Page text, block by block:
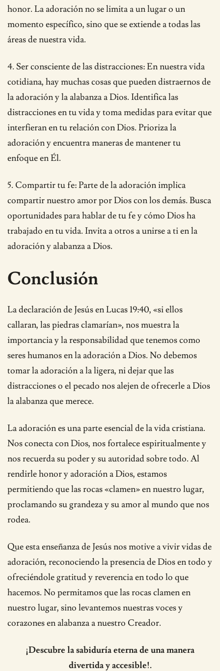
honor. La adoración no se limita a un lugar o un
momento específico, sino que se extiende a todas las
áreas de nuestra vida.
4. Ser consciente de las distracciones: En nuestra vida
cotidiana, hay muchas cosas que pueden distraernos de
la adoración y la alabanza a Dios. Identifica las
distracciones en tu vida y toma medidas para evitar que
interfieran en tu relación con Dios. Prioriza la
adoración y encuentra maneras de mantener tu
enfoque en Él.
5. Compartir tu fe: Parte de la adoración implica
compartir nuestro amor por Dios con los demás. Busca
oportunidades para hablar de tu fe y cómo Dios ha
trabajado en tu vida. Invita a otros a unirse a ti en la
adoración y alabanza a Dios.
Conclusión
La declaración de Jesús en Lucas 19:40, «si ellos
callaran, las piedras clamarían», nos muestra la
importancia y la responsabilidad que tenemos como
seres humanos en la adoración a Dios. No debemos
tomar la adoración a la ligera, ni dejar que las
distracciones o el pecado nos alejen de ofrecerle a Dios
la alabanza que merece.
La adoración es una parte esencial de la vida cristiana.
Nos conecta con Dios, nos fortalece espiritualmente y
nos recuerda su poder y su autoridad sobre todo. Al
rendirle honor y adoración a Dios, estamos
permitiendo que las rocas «clamen» en nuestro lugar,
proclamando su grandeza y su amor al mundo que nos
rodea.
Que esta enseñanza de Jesús nos motive a vivir vidas de
adoración, reconociendo la presencia de Dios en todo y
ofreciéndole gratitud y reverencia en todo lo que
hacemos. No permitamos que las rocas clamen en
nuestro lugar, sino levantemos nuestras voces y
corazones en alabanza a nuestro Creador.
¡Descubre la sabiduría eterna de una manera
divertida y accesible!.